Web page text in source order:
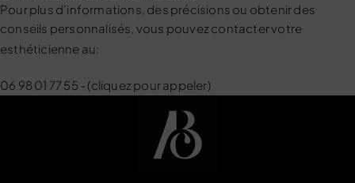
Pour plus d’informations, des précisions ou obtenir des
conseils personnalisés, vous pouvez contactervotre
esthéticienne au:
06 98 01 77 55 - (cliquez pour appeler)